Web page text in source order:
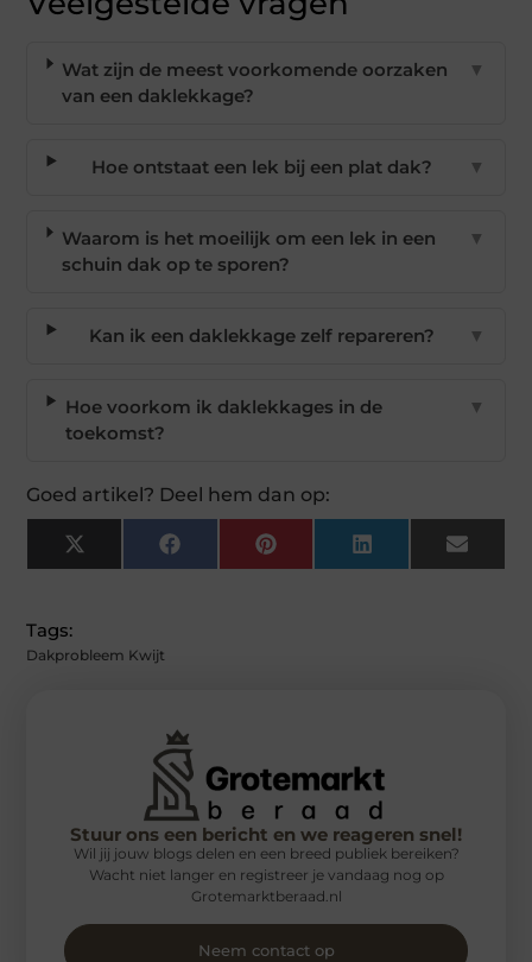
Wat zijn de meest voorkomende oorzaken
van een daklekkage?
▼
Hoe ontstaat een lek bij een plat dak? ▼
Waarom is het moeilijk om een lek in een
schuin dak op te sporen?
▼
Kan ik een daklekkage zelf repareren? ▼
Hoe voorkom ik daklekkages in de
toekomst?
▼
Goed artikel? Deel hem dan op:
X
(Twitter)
FacebookPinterest LinkedIn Email
Tags:
Dakprobleem Kwijt
Stuur ons een bericht en we reageren snel!
Wil jij jouw blogs delen en een breed publiek bereiken?
Wacht niet langer en registreer je vandaag nog op
Grotemarktberaad.nl
Neem contact op